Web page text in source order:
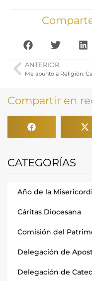
ANTERIOR
Compartir en
CATEGORÍAS
Año de la
Cáritas Diocesana
Comisión del
Delegación de
Delegación de